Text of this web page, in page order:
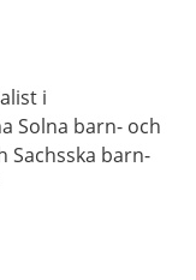
i
Solna barn- och
Sachsska barn-